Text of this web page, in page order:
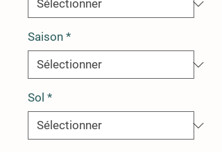
Saison *
Sol *